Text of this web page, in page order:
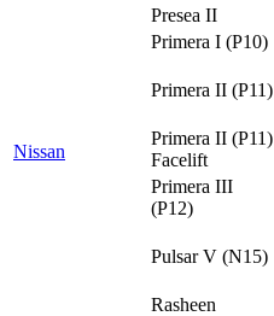
Nissan
Presea II
Primera I (P10)
Primera II (P11)
Primera II (P11)
Facelift
Primera III
(P12)
Pulsar V (N15)
Rasheen